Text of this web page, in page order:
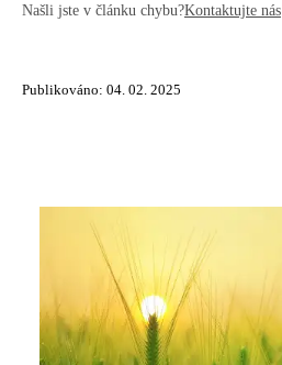
Našli jste v článku chybu?Kontaktujte nás
Publikováno: 04. 02. 2025